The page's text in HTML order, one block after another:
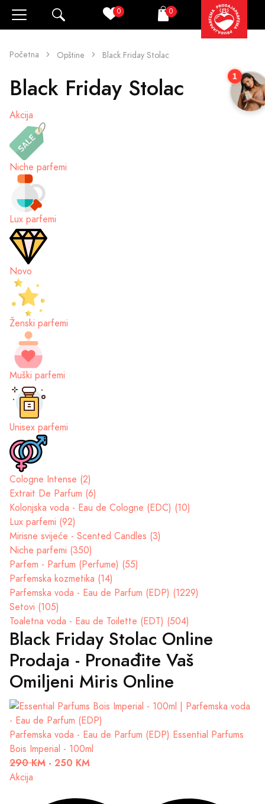
0 Korpa
0
Početna Opštine Black Friday Stolac
Black Friday Stolac
Akcija
Niche parfemi
Lux parfemi
Novo
Ženski parfemi
Muški parfemi
Unisex parfemi
Cologne Intense (2)
Extrait De Parfum (6)
Kolonjska voda - Eau de Cologne (EDC) (10)
Lux parfemi (92)
Mirisne svijeće - Scented Candles (3)
Niche parfemi (350)
Parfem - Parfum (Perfume) (55)
Parfemska kozmetika (14)
Parfemska voda - Eau de Parfum (EDP) (1229)
Setovi (105)
Toaletna voda - Eau de Toilette (EDT) (504)
Black Friday Stolac Online
Prodaja - Pronađite Vaš
Omiljeni Miris Online
Parfemska voda - Eau de Parfum (EDP) Essential Parfums
Bois Imperial - 100ml
290 KM - 250 KM
Akcija
1